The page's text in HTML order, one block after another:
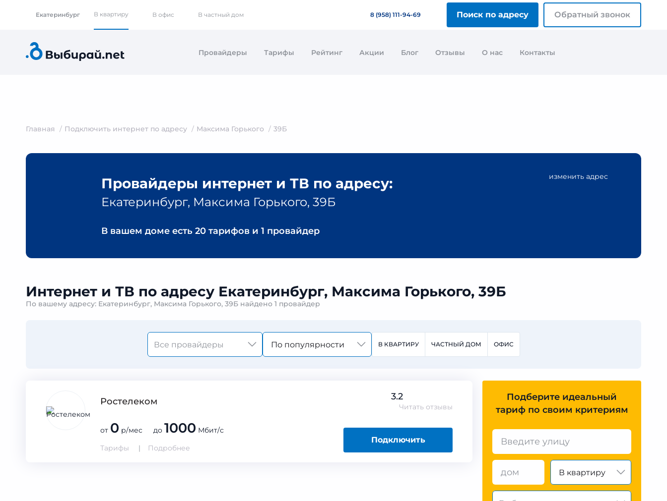
Екатеринбург В квартиру В офис В частный дом 8 (958) 111-94-69 Поиск по адресу Обратный звонок
Провайдеры Тарифы Рейтинг Акции Блог Отзывы О нас Контакты
Главная Подключить интернет по адресу Максима Горького 39Б
изменить адрес
Провайдеры интернет и ТВ по адресу:
Екатеринбург, Максима Горького, 39Б
В вашем доме есть 20 тарифов и 1 провайдер
Интернет и ТВ по адресу Екатеринбург, Максима Горького, 39Б
По вашему адресу: Екатеринбург, Максима Горького, 39Б найдено 1 провайдер
По популярности В КВАРТИРУ ЧАСТНЫЙ ДОМ ОФИС
Ростелеком 3.2
Читать отзывы
от 0 р/мес до 1000 Мбит/с
Тарифы
Подробнее
Подключить
Подберите идеальный
тариф по своим критериям
В квартиру